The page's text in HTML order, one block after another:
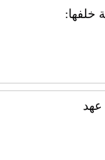
خلفها:
عهد